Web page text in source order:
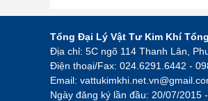
Tổng Đại Lý Vật Tư Kim Khí
Địa chỉ: 5C ngõ 114 Thanh Lân,
Điện thoại/Fax: 024.6291.6442 -
Email:
Ngày đăng ký lần đầu: 20/07/2015